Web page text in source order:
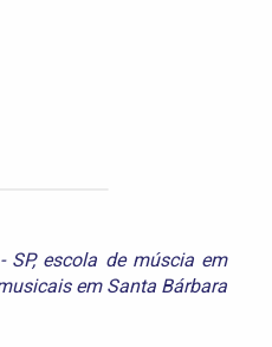
SP, escola de múscia em
em Santa Bárbara